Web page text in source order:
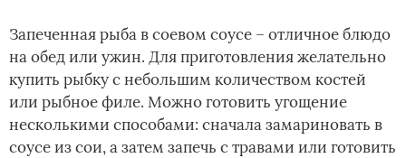
Запеченная рыба в соевом соусе – отличное блюдо
на обед или ужин. Для приготовления желательно
купить рыбку с небольшим количеством костей
или рыбное филе. Можно готовить угощение
несколькими способами: сначала замариновать в
соусе из сои, а затем запечь с травами или готовить